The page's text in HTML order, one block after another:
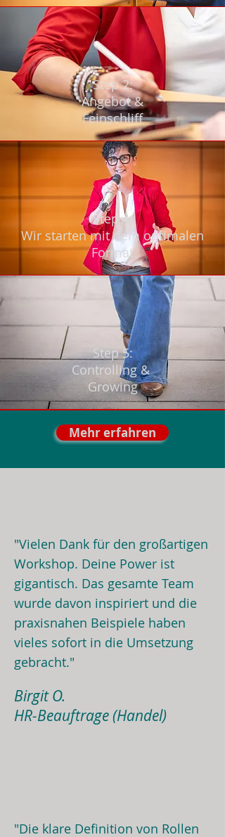
Step 2:
Angebot &
Feinschliff
Step 4:
Wir starten mit dem optimalen
Format
Step 5:
Controlling &
Growing
Mehr erfahren
"Vielen Dank für den großartigen
Workshop. Deine Power ist
gigantisch. Das gesamte Team
wurde davon inspiriert und die
praxisnahen Beispiele haben
vieles sofort in die Umsetzung
gebracht."
Birgit O.
HR-Beauftrage (Handel)
"Die klare Definition von Rollen